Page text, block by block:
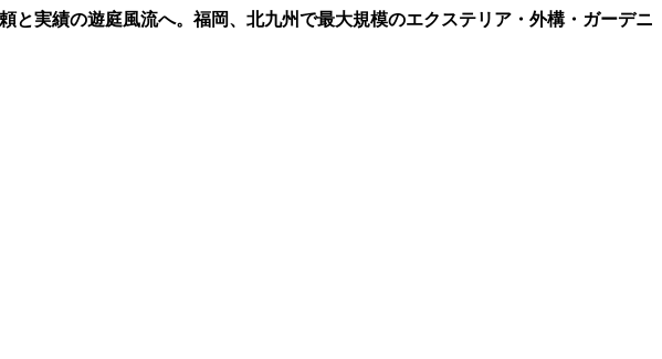
実績の遊庭風流へ。福岡、北九州で最大規模のエクステリア・外構・ガーデニ